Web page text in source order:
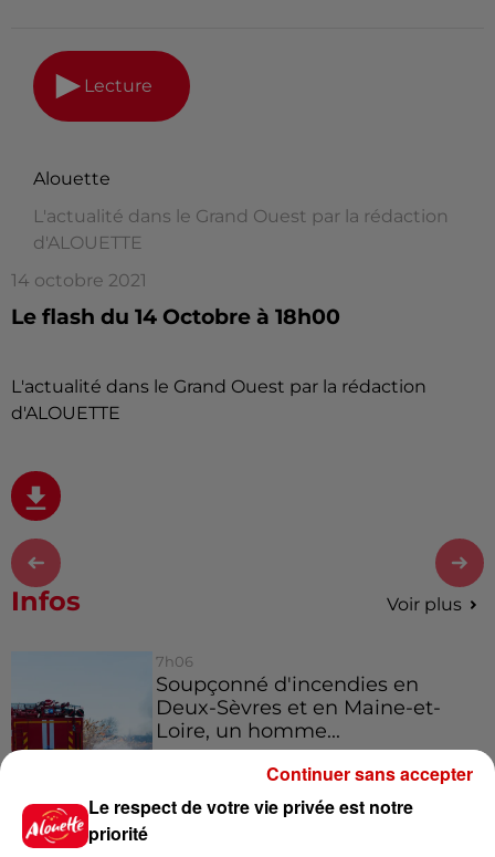
Lecture
Alouette
L'actualité dans le Grand Ouest par la rédaction
d'ALOUETTE
14 octobre 2021
Le flash du 14 Octobre à 18h00
L'actualité dans le Grand Ouest par la rédaction
d'ALOUETTE
Infos Voir plus
7h06
Soupçonné d'incendies en
Deux-Sèvres et en Maine-et-
Loire, un homme...
9 août 2026
Le respect de votre vie privée est notre
priorité
Continuer sans accepter